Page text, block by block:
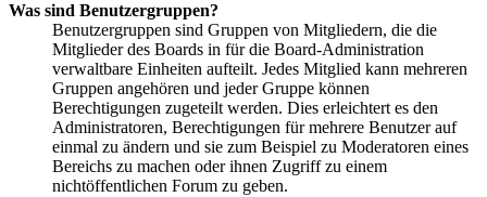
Was sind Benutzergruppen?
Benutzergruppen sind Gruppen von Mitgliedern, die die
Mitglieder des Boards in für die Board-Administration
verwaltbare Einheiten aufteilt. Jedes Mitglied kann mehreren
Gruppen angehören und jeder Gruppe können
Berechtigungen zugeteilt werden. Dies erleichtert es den
Administratoren, Berechtigungen für mehrere Benutzer auf
einmal zu ändern und sie zum Beispiel zu Moderatoren eines
Bereichs zu machen oder ihnen Zugriff zu einem
nichtöffentlichen Forum zu geben.